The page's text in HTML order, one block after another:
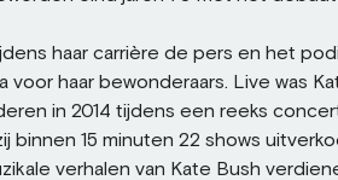
haar carrière de pers en het
voor haar bewonderaars. Live was
in 2014 tijdens een reeks
binnen 15 minuten 22 shows
verhalen van Kate Bush